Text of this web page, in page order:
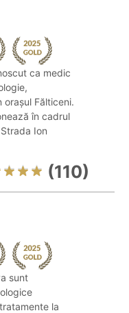
ca medic
Fălticeni.
în cadrul
Ion
(110)
sunt
la